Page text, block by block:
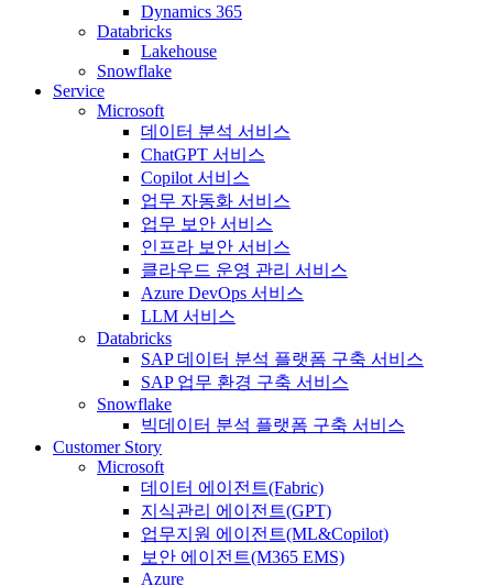
Dynamics 365
Databricks
Lakehouse
Snowflake
Service
Microsoft
데이터 분석 서비스
ChatGPT 서비스
Copilot 서비스
업무 자동화 서비스
업무 보안 서비스
인프라 보안 서비스
클라우드 운영 관리 서비스
Azure DevOps 서비스
LLM 서비스
Databricks
SAP 데이터 분석 플랫폼 구축 서비스
SAP 업무 환경 구축 서비스
Snowflake
빅데이터 분석 플랫폼 구축 서비스
Customer Story
Microsoft
데이터 에이전트(Fabric)
지식관리 에이전트(GPT)
업무지원 에이전트(ML&Copilot)
보안 에이전트(M365 EMS)
Azure